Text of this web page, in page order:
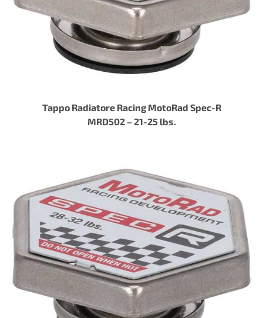
Tappo Radiatore Racing MotoRad Spec-R
MRD502 – 21-25 lbs.